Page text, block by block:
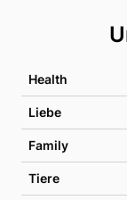
Health
Liebe
Family
Tiere